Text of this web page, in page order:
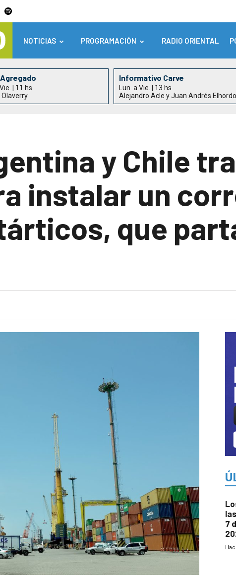
NOTICIAS PROGRAMACIÓN RADIO ORIENTAL
| 11 hs
Olaverry
Informativo Carve
Lun. a Vie. | 13 hs
Alejandro Acle y Juan Andrés
y Chile
instalar un
que
7